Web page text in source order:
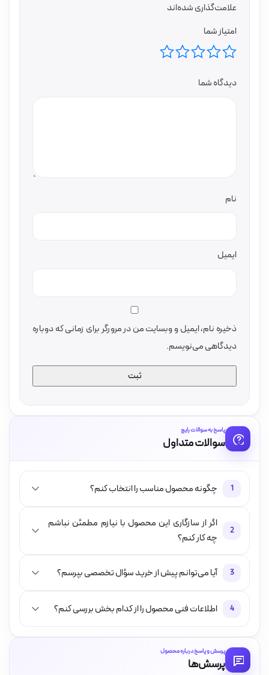
علامت‌گذاری شده‌اند
امتیاز شما
دیدگاه شما
نام
ایمیل
ذخیره نام، ایمیل و وبسایت من در مرورگر برای زمانی که دوباره
دیدگاهی می‌نویسم.
پاسخ به سوالات رایج
سوالات متداول
1 چگونه محصول مناسب را انتخاب کنم؟
2
اگر از سازگاری این محصول با نیازم مطمئن نباشم
چه کار کنم؟
3 آیا می‌توانم پیش از خرید سؤال تخصصی بپرسم؟
4 اطلاعات فنی محصول را از کدام بخش بررسی کنم؟
پرسش و پاسخ درباره محصول
پرسش‌ها